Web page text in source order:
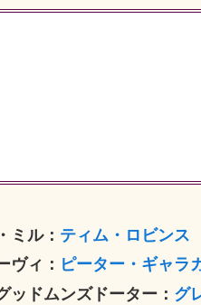
ミル： ティム・ロビンス
ヴィ： ピーター・ギャラ
ッドムンズドーター： グ